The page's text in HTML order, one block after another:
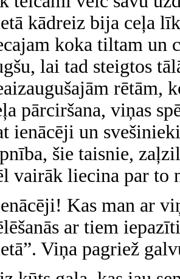
kādreiz bija ceļa
koka tiltam un
lai tad steigtos
rētām,
pārciršana, viņas
ienācēji un
šie taisnie,
vairāk liecina par to
Kas man ar
ar tiem
Viņa pagriež